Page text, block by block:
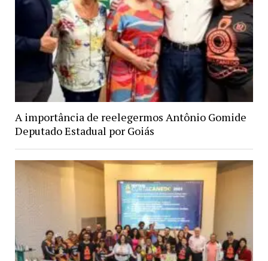
A importância de reelegermos Antônio Gomide
Deputado Estadual por Goiás